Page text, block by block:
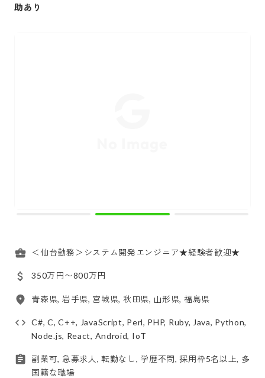
助あり
＜仙台勤務＞システム開発エンジニア★経験者歓迎★
350万円〜800万円
青森県, 岩手県, 宮城県, 秋田県, 山形県, 福島県
C#, C, C++, JavaScript, Perl, PHP, Ruby, Java, Python,
Node.js, React, Android, IoT
副業可, 急募求人, 転勤なし, 学歴不問, 採用枠5名以上, 多
国籍な職場